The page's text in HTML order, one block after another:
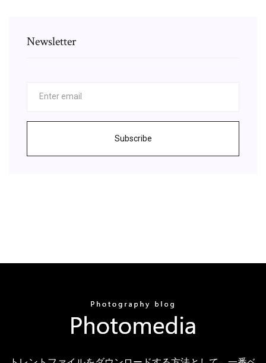
Newsletter
Subscribe